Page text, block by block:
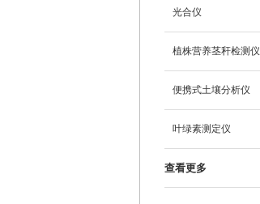
光合仪
植株营养茎秆检测仪
便携式土壤分析仪
叶绿素测定仪
查看更多